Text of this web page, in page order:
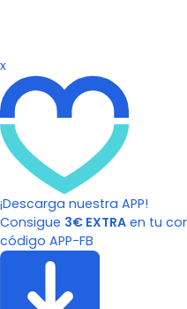
x
¡Descarga nuestra APP!
Consigue 3€ EXTRA en tu
código APP-FB